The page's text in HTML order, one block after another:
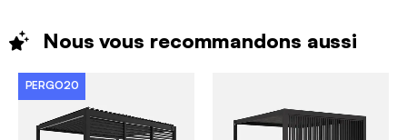
Nous vous recommandons aussi
PERGO20